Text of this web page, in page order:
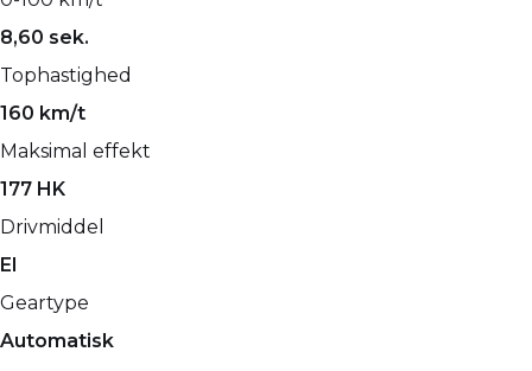
8,60 sek.
Tophastighed
160 km/t
Maksimal effekt
177 HK
Drivmiddel
El
Geartype
Automatisk